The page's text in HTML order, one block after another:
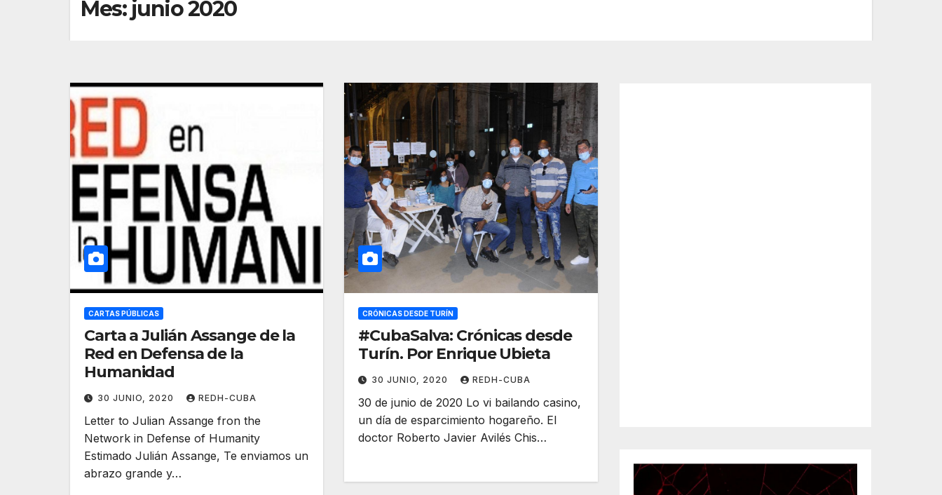
Mes: junio 2020
CARTAS PÚBLICAS
Carta a Julián Assange de la
Red en Defensa de la
Humanidad
30 JUNIO, 2020 REDH-CUBA
Letter to Julian Assange fron the
Network in Defense of Humanity
Estimado Julián Assange, Te enviamos un
abrazo grande y…
CRÓNICAS DESDE TURÍN
#CubaSalva: Crónicas desde
Turín. Por Enrique Ubieta
30 JUNIO, 2020 REDH-CUBA
30 de junio de 2020 Lo vi bailando casino,
un día de esparcimiento hogareño. El
doctor Roberto Javier Avilés Chis…